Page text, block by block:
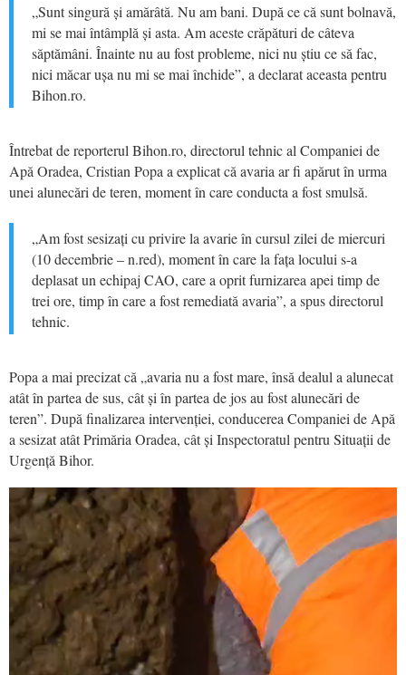
„Sunt singură și amărâtă. Nu am bani. După ce că sunt bolnavă,
mi se mai întâmplă și asta. Am aceste crăpături de câteva
săptămâni. Înainte nu au fost probleme, nici nu știu ce să fac,
nici măcar ușa nu mi se mai închide”, a declarat aceasta pentru
Bihon.ro.
Întrebat de reporterul Bihon.ro, directorul tehnic al Companiei de
Apă Oradea, Cristian Popa a explicat că avaria ar fi apărut în urma
unei alunecări de teren, moment în care conducta a fost smulsă.
„Am fost sesizați cu privire la avarie în cursul zilei de miercuri
(10 decembrie – n.red), moment în care la fața locului s-a
deplasat un echipaj CAO, care a oprit furnizarea apei timp de
trei ore, timp în care a fost remediată avaria”, a spus directorul
tehnic.
Popa a mai precizat că „avaria nu a fost mare, însă dealul a alunecat
atât în partea de sus, cât și în partea de jos au fost alunecări de
teren”. După finalizarea intervenției, conducerea Companiei de Apă
a sesizat atât Primăria Oradea, cât și Inspectoratul pentru Situații de
Urgență Bihor.
Video
Player